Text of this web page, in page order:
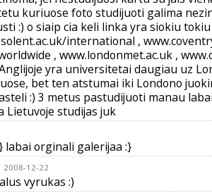
kuriuose foto studijuoti galima
:) o siaip cia keli linka yra siokiu
international ,
, www.londonmet.ac.uk ,
yra universitetai daugiau uz
bet ten atstumai iki Londono
:) 3 metus pastudijuoti manau
Lietuvoje studijas juk
labai orginali galerijaa :}
2008-12-22
vyrukas :)